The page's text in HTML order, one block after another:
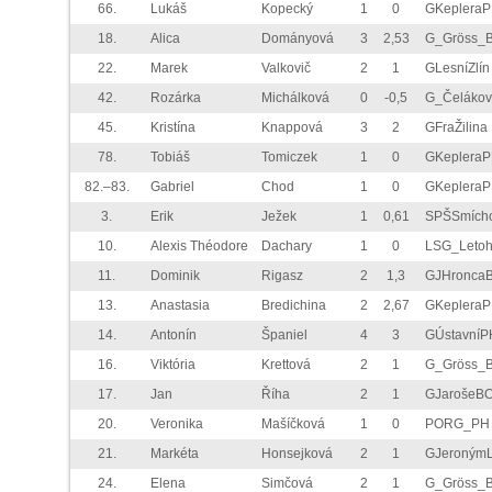
66.
Lukáš Kopecký 1 0
18.
Alica Dományová 3 2,53
22.
Marek Valkovič 2 1
GLesníZlín
42.
Rozárka Michálková 0 -0,5
G_Čelákov
45.
Kristína Knappová 3 2
GFraŽilina
78.
Tobiáš Tomiczek 1 0
82.–83.
Gabriel Chod 1 0
3.
Erik Ježek 1 0,61
10.
Alexis Théodore Dachary 1 0
11.
Dominik Rigasz 2 1,3
13.
Anastasia Bredichina 2 2,67
14.
Antonín Španiel 4 3
16.
Viktória Krettová 2 1
17.
Jan Říha 2 1
20.
Veronika Mašíčková 1 0
PORG_PH
21.
Markéta Honsejková 2 1
24.
Elena Simčová 2 1